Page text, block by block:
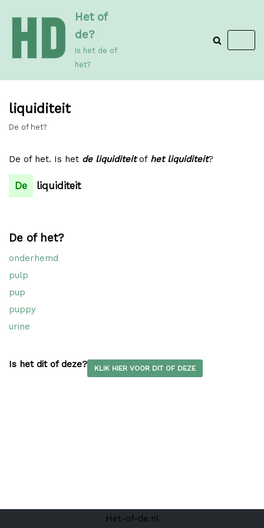
de
inhoud
Het of
de?
Is het de of
het?
liquiditeit
De of het?
De of het. Is het de liquiditeitof het liquiditeit?
De liquiditeit
De of het?
onderhemd
pulp
pup
puppy
urine
Is het dit of deze? KLIK HIER VOOR DIT OF DEZE
Het-of-de.nl